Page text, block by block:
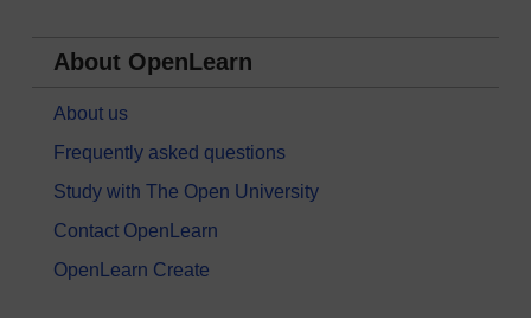
About OpenLearn
About us
Frequently asked questions
Study with The Open University
Contact OpenLearn
OpenLearn Create